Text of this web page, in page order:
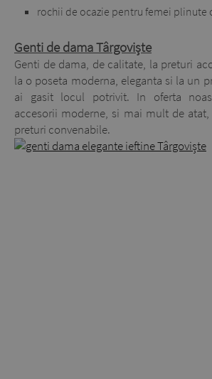
rochii de ocazie pentru femei plinute
Genti de dama Târgoviște
Genti de dama, de calitate, la preturi
la o poseta moderna, eleganta si la un
ai gasit locul potrivit. In oferta
accesorii moderne, si mai mult de
preturi convenabile.